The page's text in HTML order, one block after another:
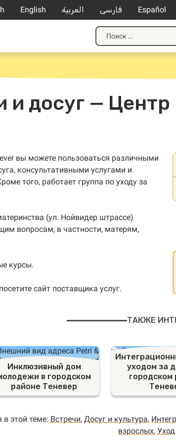
English العربية فارسی Español
Искать:
и досуг —
вы можете пользоваться различными
консультативными услугами и
того, работает группа по уходу за
(ул. Нойвидер штрассе)
вопросам, в частности, матерям,
курсы.
сайт поставщика услуг.
ТАКЖЕ
Инклюзивный дом
в городском
районе Теневер
уходом за
городском
этой теме: Встречи, Досуг и культура,
взрослых,